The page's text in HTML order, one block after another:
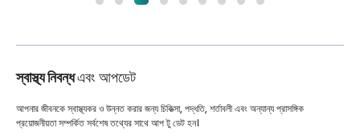
স্বাস্থ্য নিবন্ধএবং আপডেট
আপনার জীবনকে স্বাস্থ্যকর ও উন্নত করার জন্য চিকিত্সা, পদ্ধতি, শর্তাবলী এবং অন্যান্য প্রাসঙ্গিক
প্রয়োজনীয়তা সম্পর্কিত সর্বশেষ তথ্যের সাথে আপ টু ডেট হন।